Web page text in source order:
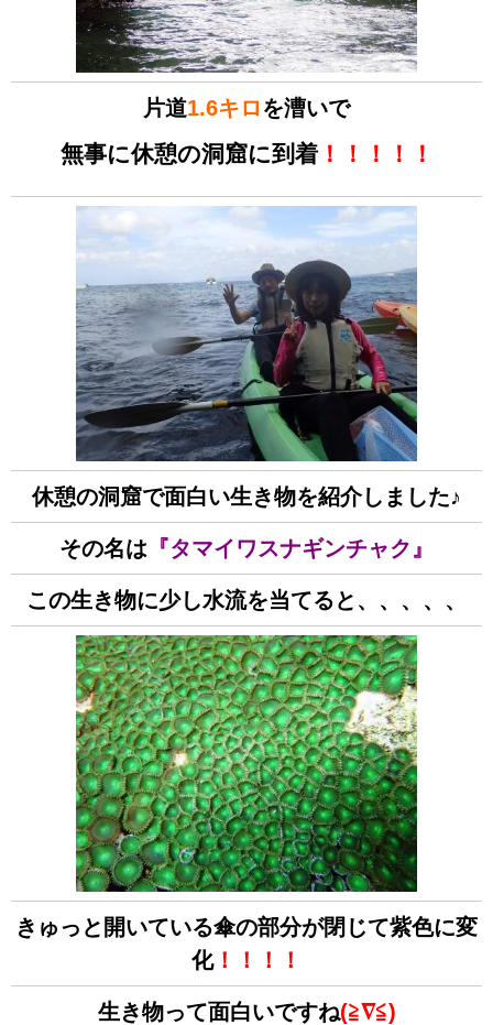
片道1.6キロ を漕いで
無事に休憩の洞窟に到着！！！！！
休憩の洞窟で面白い生き物を紹介しました♪
その名は 『タマイワスナギンチャク』
この生き物に少し水流を当てると、、、、、
きゅっと開いている傘の部分が閉じて紫色に変
化！！！！
生き物って面白いですね(≧∇≦)